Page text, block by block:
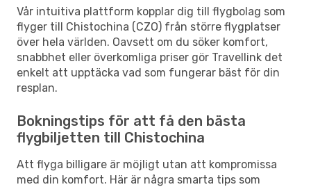
Vår intuitiva plattform kopplar dig till flygbolag som
flyger till Chistochina (CZO) från större flygplatser
över hela världen. Oavsett om du söker komfort,
snabbhet eller överkomliga priser gör Travellink det
enkelt att upptäcka vad som fungerar bäst för din
resplan.
Bokningstips för att få den bästa
flygbiljetten till Chistochina
Att flyga billigare är möjligt utan att kompromissa
med din komfort. Här är några smarta tips som